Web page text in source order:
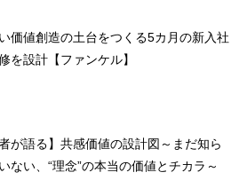
価値創造の土台をつくる5カ月の新入社
を設計【ファンケル】
者が語る】共感価値の設計図～まだ知ら
ない、“理念”の本当の価値とチカラ～